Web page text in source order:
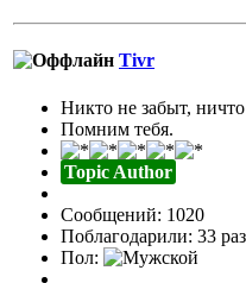
Tivr
Никто не забыт,
Помним тебя.
Topic Author
Сообщений: 1020
Поблагодарили: 33
Пол: